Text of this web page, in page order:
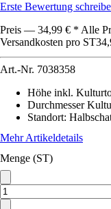
Erste Bewertung
Preis — 34,99 € * Alle
Versandkosten pro ST
Art.-Nr. 7038358
Höhe inkl.
Durchmesser
Standort:
Mehr Artikeldetails
Menge (ST)